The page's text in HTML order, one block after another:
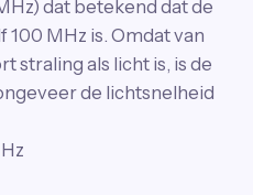
dat betekend dat de
MHz is. Omdat van
straling als licht is, is de
de lichtsnelheid